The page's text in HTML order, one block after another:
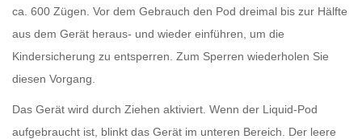
ca. 600 Zügen. Vor dem Gebrauch den Pod dreimal bis zur Hälfte
aus dem Gerät heraus- und wieder einführen, um die
Kindersicherung zu entsperren. Zum Sperren wiederholen Sie
diesen Vorgang.
Das Gerät wird durch Ziehen aktiviert. Wenn der Liquid-Pod
aufgebraucht ist, blinkt das Gerät im unteren Bereich. Der leere